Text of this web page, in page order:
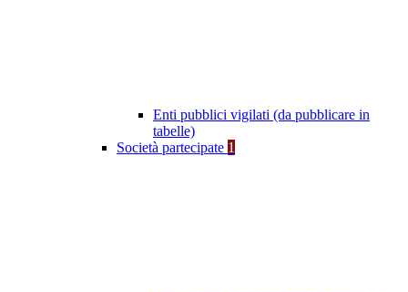
Enti pubblici vigilati (da pubblicare in
tabelle)
Società partecipate 1